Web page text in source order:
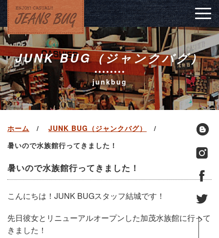
JUNK BUG（ジャンクバグ）
junkbug
ホーム
JUNK BUG（ジャンクバグ）
暑いので水族館行ってきました！
暑いので水族館行ってきました！
こんにちは！JUNK BUGスタッフ結城です！
先日彼女とリニューアルオープンした加茂水族館に行って
きました！